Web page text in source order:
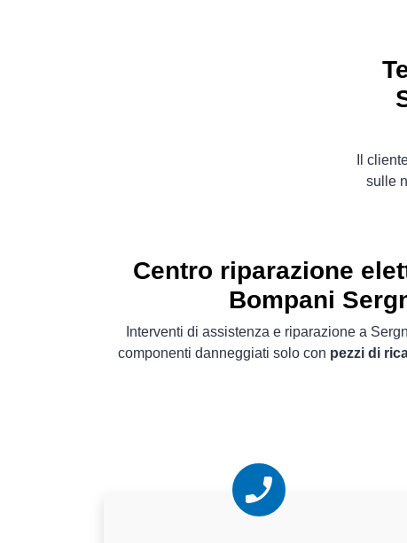
Il
sulle
Centro riparazione
Bompani
Interventi di assistenza e riparazione a
componenti danneggiati solo con pezzi di